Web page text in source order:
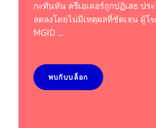
กะทันหัน ครีเอเตอร์ถูกปฏิเสธ ปร
ลดลงโดยไม่มีเหตุผลที่ชัดเจน ผู้
MGID ...
พบกับบล็อก